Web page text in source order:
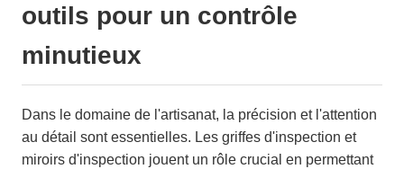
outils pour un contrôle
minutieux
Dans le domaine de l'artisanat, la précision et l'attention
au détail sont essentielles. Les griffes d'inspection et
miroirs d'inspection jouent un rôle crucial en permettant